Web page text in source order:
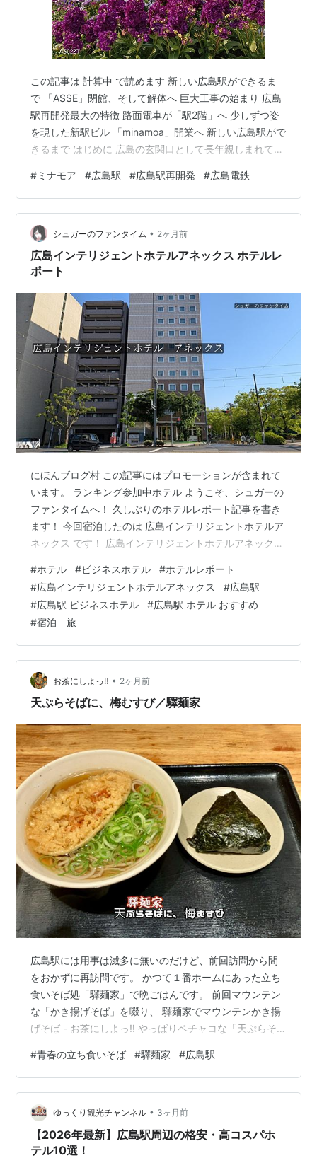
この記事は 計算中 で読めます 新しい広島駅ができるま
で 「ASSE」閉館、そして解体へ 巨大工事の始まり 広島
駅再開発最大の特徴 路面電車が「駅2階」へ 少しずつ姿
を現した新駅ビル 「minamoa」開業へ 新しい広島駅がで
きるまで はじめに 広島の玄関口として長年親しまれてき
に誕生した"minamoa（ミナモア）"を中心とした新駅ビ
ルへと生まれ変わりました。本記事では、広島駅再開発
の流れを、建設中の風景や工事の様子を振り返りながら
紹介します。日々変化していった広島駅の記録です。 広
島駅の歴史 広島駅は、1894年に山陽鉄道の開通ととも
に…
#ミナモア #広島駅 #広島駅再開発 #広島電鉄
シュガーのファンタイム • 2ヶ月前
広島インテリジェントホテルアネックス ホテルレ
ポート
にほんブログ村 この記事にはプロモーションが含まれて
います。 ランキング参加中ホテル ようこそ、シュガーの
ファンタイムへ！ 久しぶりのホテルレポート記事を書き
ます！ 今回宿泊したのは 広島インテリジェントホテルア
ネックス です！ 広島インテリジェントホテルアネックス
ました！ この記事では、広島インテリジェントホテルア
ネックスのアクセスや宿泊費、室内の設備などについて
レビューを書いていうこうと思います！ ではいきましょ
う！ ■この記事で分かること ・広島インテリジェントホ
テルアネックスの基本情報 ・最寄り駅 / アクセス ・料金
・室内の設備…
#ホテル #ビジネスホテル #ホテルレポート
#広島インテリジェントホテルアネックス #広島駅
#広島駅 ビジネスホテル #広島駅 ホテル おすすめ
#宿泊 旅
お茶にしよっ‼︎ • 2ヶ月前
天ぷらそばに、梅むすび／驛麺家
広島駅には用事は滅多に無いのだけど、前回訪問から間
をおかずに再訪問です。 かつて１番ホームにあった立ち
食いそば処「驛麺家」で晩ごはんです。 前回マウンテン
な「かき揚げそば」を啜り、 驛麺家でマウンテンかき揚
げそば - お茶にしよっ‼︎ やっぱりペチャコな「天ぷらそ
頃の懐かしい味、健在です。 そして「梅おむすび」200
円（税込）も頼みました。 そばにむすび、磯の香りが良
い。 最高の組み合わせ👍 5月19日のおはようラジオで本
名さんが「永六輔さんはおにぎりという日本語はなく、
おむすびが正しいと言っていた」と紹介していました。
気になったので、調…
#青春の立ち食いそば #驛麺家 #広島駅
ゆっくり観光チャンネル • 3ヶ月前
【2026年最新】広島駅周辺の格安・高コスパホ
テル10選！